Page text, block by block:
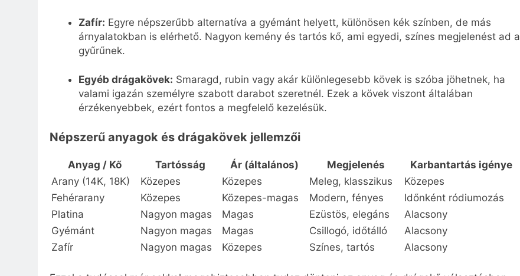
Zafír: Egyre népszerűbb alternatíva a gyémánt helyett, különösen kék színben, de más
árnyalatokban is elérhető. Nagyon kemény és tartós kő, ami egyedi, színes megjelenést ad a
gyűrűnek.
Egyéb drágakövek: Smaragd, rubin vagy akár különlegesebb kövek is szóba jöhetnek, ha
valami igazán személyre szabott darabot szeretnél. Ezek a kövek viszont általában
érzékenyebbek, ezért fontos a megfelelő kezelésük.
Népszerű anyagok és drágakövek jellemzői
Anyag / Kő Tartósság Ár (általános) Megjelenés
Karbantartás igénye
Arany (14K, 18K)
Közepes Közepes Meleg, klasszikus
Közepes
Fehérarany
Közepes Közepes-magas Modern, fényes
Időnként ródiumozás
Platina
Nagyon magas Magas Ezüstös, elegáns
Alacsony
Gyémánt
Nagyon magas Magas Csillogó, időtálló
Alacsony
Zafír
Nagyon magas Közepes Színes, tartós Alacsony